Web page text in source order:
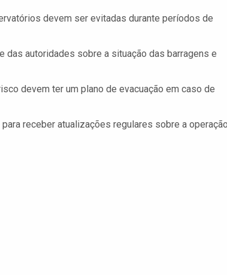
devem ser evitadas durante períodos de
das autoridades sobre a situação das barragens e
devem ter um plano de evacuação em caso de
receber atualizações regulares sobre a